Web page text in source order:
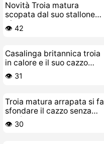
Novità Troia matura
scopata dal suo stallone
giovane
👁️ 42
Casalinga britannica troia
in calore e il suo cazzo
giocattolo preferito
👁️ 31
Troia matura arrapata si fa
sfondare il cazzo senza
pietà con sborrata dentro
👁️ 30